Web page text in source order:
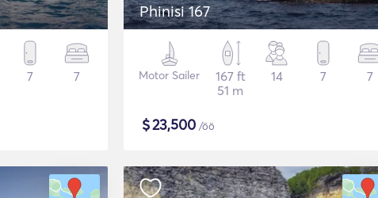
7 7
Phinisi 167
Motor Sailer
167 ft
51 m
14 7 7
$23,500 /öö